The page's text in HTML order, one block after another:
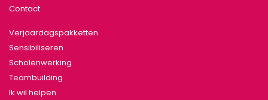
Contact
Verjaardagspakketten
Sensibiliseren
Scholenwerking
Teambuilding
Ik wil helpen